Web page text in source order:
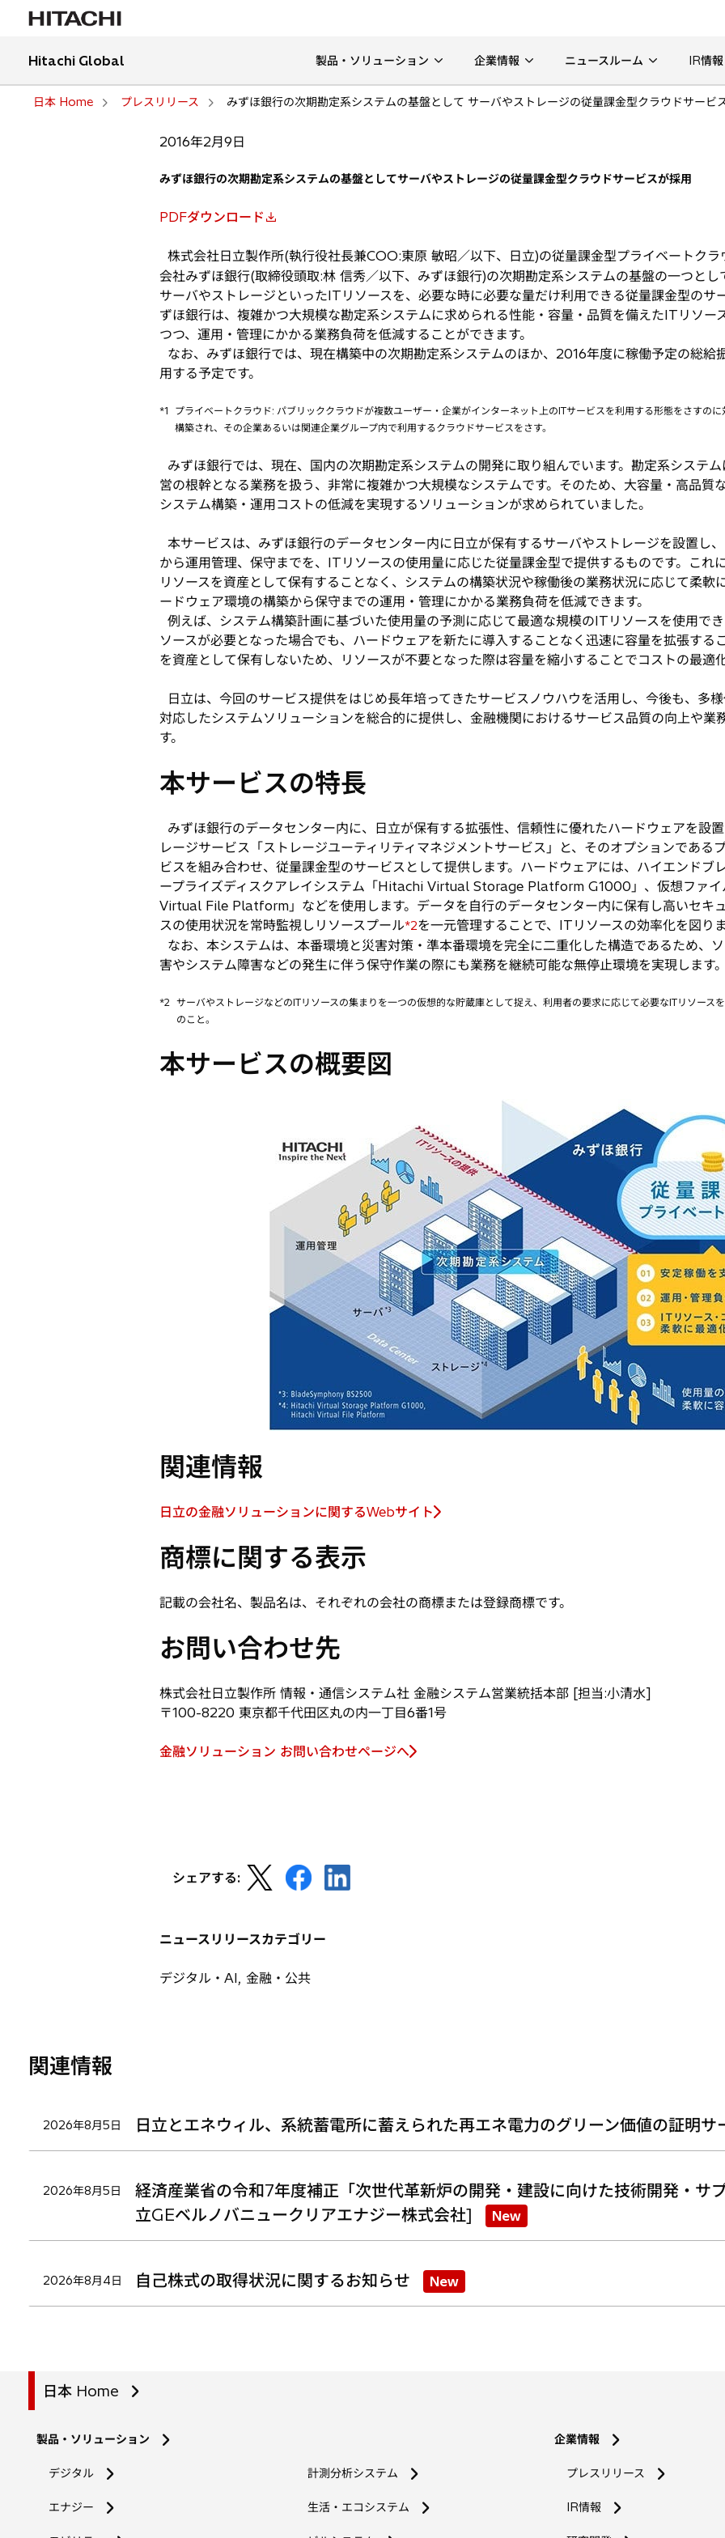
Hitachi Global 製品・ソリューション 企業情報 ニュースルーム IR情報
日本 Home プレスリリース みずほ銀行の次期勘定系システムの基盤として サーバやストレージの従量課金型クラウドサービ
2016年2月9日
みずほ銀行の次期勘定系システムの基盤としてサーバやストレージの従量課金型クラウドサービスが採用
PDFダウンロード
新
い
タ
ブ
で
開
く
株式会社日立製作所(執行役社長兼COO:東原 敏昭／以下、日立)の従量課金型プライベートクラ
会社みずほ銀行(取締役頭取:林 信秀／以下、みずほ銀行)の次期勘定系システムの基盤の一つと
サーバやストレージといったITリソースを、必要な時に必要な量だけ利用できる従量課金型のサ
ずほ銀行は、複雑かつ大規模な勘定系システムに求められる性能・容量・品質を備えたITリソー
つつ、運用・管理にかかる業務負荷を低減することができます。
なお、みずほ銀行では、現在構築中の次期勘定系システムのほか、2016年度に稼働予定の総給
用する予定です。
*1
プライベートクラウド: パブリッククラウドが複数ユーザー・企業がインターネット上のITサービスを利用する形態をさすの
構築され、その企業あるいは関連企業グループ内で利用するクラウドサービスをさす。
みずほ銀行では、現在、国内の次期勘定系システムの開発に取り組んでいます。勘定系システ
営の根幹となる業務を扱う、非常に複雑かつ大規模なシステムです。そのため、大容量・高品質
システム構築・運用コストの低減を実現するソリューションが求められていました。
本サービスは、みずほ銀行のデータセンター内に日立が保有するサーバやストレージを設置し
から運用管理、保守までを、ITリソースの使用量に応じた従量課金型で提供するものです。これ
リソースを資産として保有することなく、システムの構築状況や稼働後の業務状況に応じて柔軟
ードウェア環境の構築から保守までの運用・管理にかかる業務負荷を低減できます。
例えば、システム構築計画に基づいた使用量の予測に応じて最適な規模のITリソースを使用で
ソースが必要となった場合でも、ハードウェアを新たに導入することなく迅速に容量を拡張する
を資産として保有しないため、リソースが不要となった際は容量を縮小することでコストの最適
日立は、今回のサービス提供をはじめ長年培ってきたサービスノウハウを活用し、今後も、多
対応したシステムソリューションを総合的に提供し、金融機関におけるサービス品質の向上や業
す。
本サービスの特長
みずほ銀行のデータセンター内に、日立が保有する拡張性、信頼性に優れたハードウェアを設
レージサービス「ストレージユーティリティマネジメントサービス」と、そのオプションである
ビスを組み合わせ、従量課金型のサービスとして提供します。ハードウェアには、ハイエンド
ープライズディスクアレイシステム「Hitachi Virtual Storage Platform G1000」、仮想ファ
Virtual File Platform」などを使用します。データを自行のデータセンター内に保有し高いセキ
スの使用状況を常時監視しリソースプール*2を一元管理することで、ITリソースの効率化を図り
なお、本システムは、本番環境と災害対策・準本番環境を完全に二重化した構造であるため、
害やシステム障害などの発生に伴う保守作業の際にも業務を継続可能な無停止環境を実現します
*2 サーバやストレージなどのITリソースの集まりを一つの仮想的な貯蔵庫として捉え、利用者の要求に応じて必要なITリソース
のこと。
本サービスの概要図
関連情報
日立の金融ソリューションに関するWebサイト
新
い
ブ
開
く
商標に関する表示
記載の会社名、製品名は、それぞれの会社の商標または登録商標です。
お問い合わせ先
株式会社日立製作所 情報・通信システム社 金融システム営業統括本部 [担当:小清水]
〒100-8220 東京都千代田区丸の内一丁目6番1号
金融ソリューション お問い合わせページへ
新
シェアする:
し
タ
新
し
ニュースリリースカテゴリー
デジタル・AI, 金融・公共
関連情報
2026年8月5日 日立とエネウィル、系統蓄電所に蓄えられた再エネ電力のグリーン価値の証明
2026年8月5日
経済産業省の令和7年度補正「次世代革新炉の開発・建設に向けた技術開発・サ
立GEベルノバニュークリアエナジー株式会社]
New
2026年8月4日 自己株式の取得状況に関するお知らせ New
日本 Home
製品・ソリューション
デジタル
エナジー
計測分析システム
生活・エコシステム
企業情報
プレスリリース
IR情報